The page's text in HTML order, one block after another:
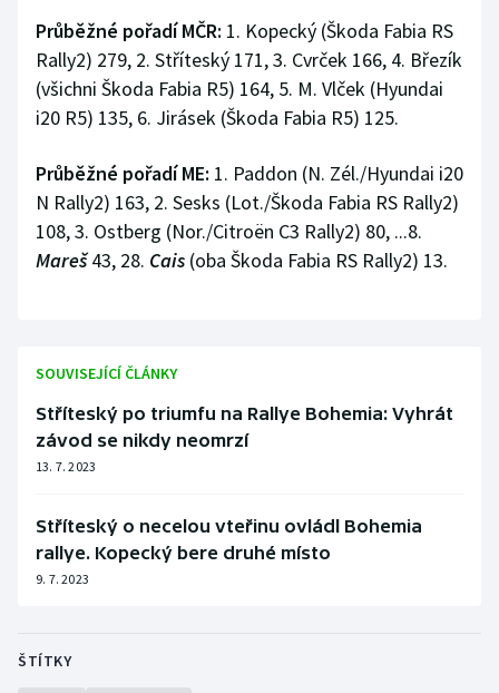
Průběžné pořadí MČR: 1. Kopecký (Škoda Fabia RS
Rally2) 279, 2. Stříteský 171, 3. Cvrček 166, 4. Březík
(všichni Škoda Fabia R5) 164, 5. M. Vlček (Hyundai
i20 R5) 135, 6. Jirásek (Škoda Fabia R5) 125.
Průběžné pořadí ME: 1. Paddon (N. Zél./Hyundai i20
N Rally2) 163, 2. Sesks (Lot./Škoda Fabia RS Rally2)
108, 3. Ostberg (Nor./Citroën C3 Rally2) 80, ...8.
Mareš43, 28. Cais (oba Škoda Fabia RS Rally2) 13.
SOUVISEJÍCÍ ČLÁNKY
Stříteský po triumfu na Rallye Bohemia: Vyhrát
závod se nikdy neomrzí
13. 7. 2023
Stříteský o necelou vteřinu ovládl Bohemia
rallye. Kopecký bere druhé místo
9. 7. 2023
ŠTÍTKY